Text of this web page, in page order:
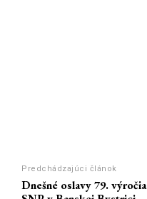
Predchádzajúci článok
Dnešné oslavy 79. výročia